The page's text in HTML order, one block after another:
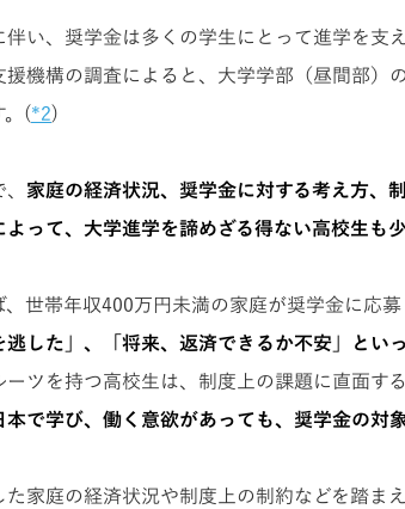
伴い、奨学金は多くの学生にとって進学を支
援機構の調査によると、大学学部（昼間部）
。(*2)
家庭の経済状況、奨学金に対する考え方、
よって、大学進学を諦めざる得ない高校生も
、世帯年収400万円未満の家庭が奨学金に応
逃した」、「将来、返済できるか不安」とい
ーツを持つ高校生は、制度上の課題に直面す
本で学び、働く意欲があっても、奨学金の対
た家庭の経済状況や制度上の制約などを踏ま